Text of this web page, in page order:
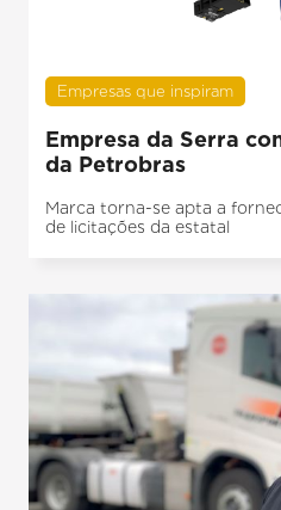
Empresas que inspiram
Empresa da Serra
da Petrobras
Marca torna-se apta a
de licitações da estatal